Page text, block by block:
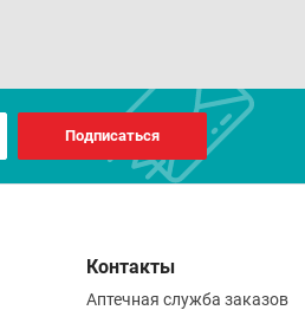
Подписаться
Контакты
Аптечная служба заказов